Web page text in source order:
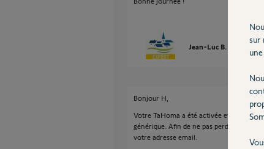
Jean-Luc B.
Bonjour H,
Votre TaHoma a été activée et
générique. Afin de ne pas perdre ces
votre adresse email.
sur